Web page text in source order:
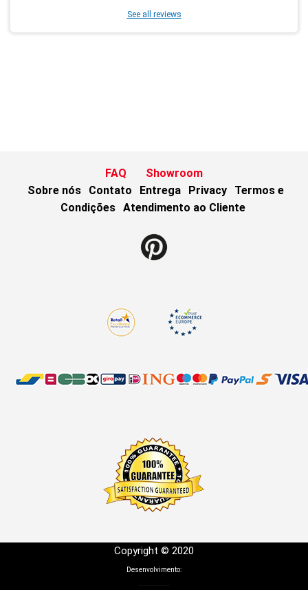
See all reviews
FAQ
Showroom
Sobre nós
Contato Entrega Privacy
Termos e
Condições
Atendimento ao Cliente
Copyright © 2020
Desenvolvimento: